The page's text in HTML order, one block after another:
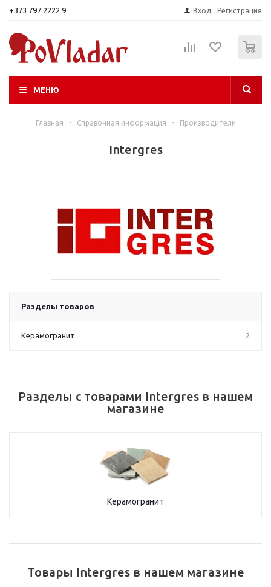
+373 797 2222 9 Вход Регистрация
МЕНЮ
Главная - Справочная информация - Производители
Intergres
Разделы товаров
Керамогранит 2
Разделы с товарами Intergres в нашем
магазине
Керамогранит
Товары Intergres в нашем магазине